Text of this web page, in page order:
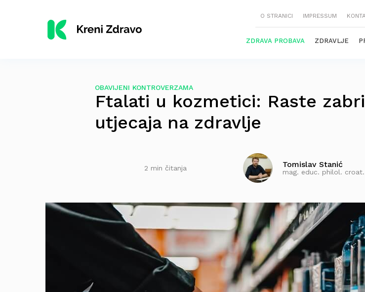
O STRANICI IMPRESSUM
ZDRAVA PROBAVA ZDRAVLJE
OBAVIJENI KONTROVERZAMA
Ftalati u kozmetici: Raste
utjecaja na zdravlje
2 min čitanja Tomislav Stanić
mag. educ. philol. croat.